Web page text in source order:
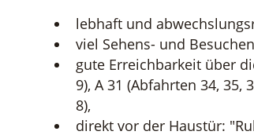
lebhaft und
viel Sehens- und
gute Erreichbarkeit über
9), A 31 (Abfahrten 34, 35,
8),
direkt vor der Haustür: